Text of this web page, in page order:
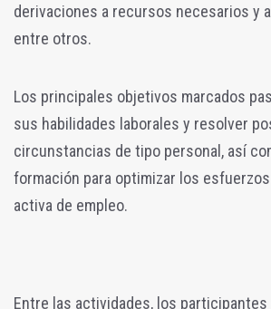
derivaciones a recursos necesarios y
entre otros.
Los principales objetivos marcados
sus habilidades laborales y resolver
circunstancias de tipo personal, así
formación para optimizar los
activa de empleo.
Entre las actividades, los